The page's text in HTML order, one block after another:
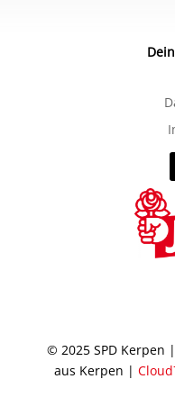
© 2025 SPD Kerpen
aus Kerpen |